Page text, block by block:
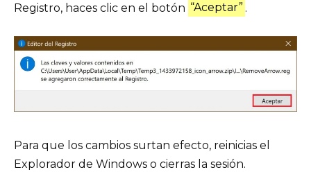
Registro, haces clic en el botón “Aceptar” .
Para que los cambios surtan efecto, reinicias el
Explorador de Windows o cierras la sesión.